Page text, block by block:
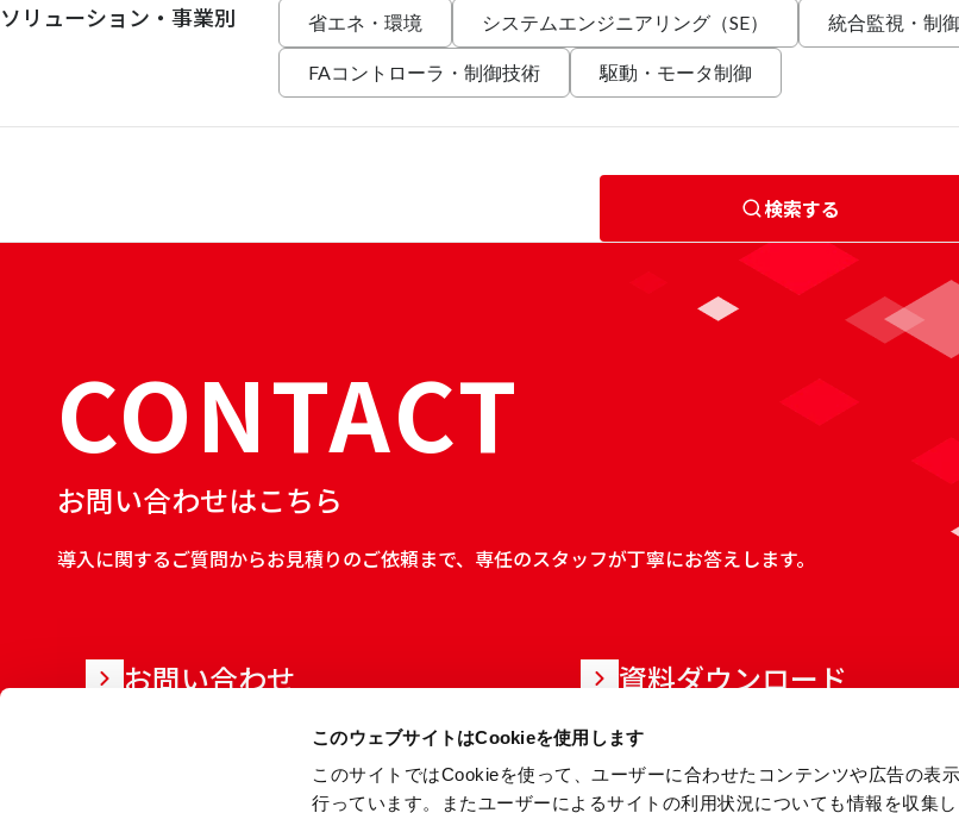
このウェブサイトはCookieを使用します
このサイトではCookieを使って、ユーザーに合わせたコンテンツや広告の表
行っています。またユーザーによるサイトの利用状況についても情報を収集
ソリューション・事業別 省エネ・環境 システムエンジニアリング（SE） 統合監視・制
FAコントローラ・制御技術 駆動・モータ制御
検索する
CONTACT
お問い合わせはこちら
導入に関するご質問からお見積りのご依頼まで、専任のスタッフが丁寧にお答えします。
お問い合わせ 資料ダウンロード